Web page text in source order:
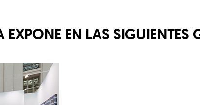
EXPONE EN LAS SIGUIENTES